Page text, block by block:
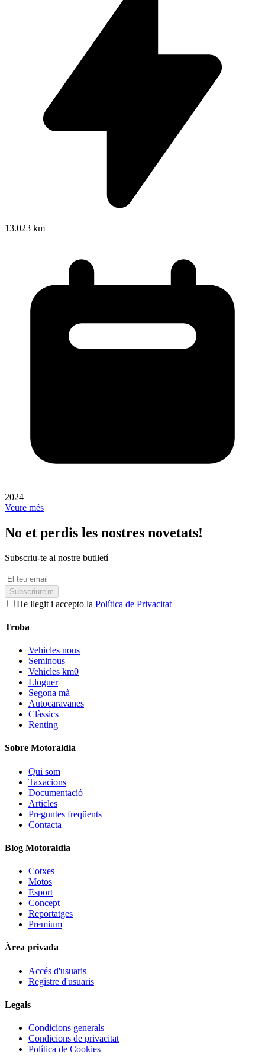
13.023 km
2024
Veure més
No et perdis les nostres novetats!
Subscriu-te al nostre butlletí
Subscriure'm
He llegit i accepto la Política de Privacitat
Troba
Vehicles nous
Seminous
Vehicles km0
Lloguer
Segona mà
Autocaravanes
Clàssics
Renting
Sobre Motoraldia
Qui som
Taxacions
Documentació
Articles
Preguntes freqüents
Contacta
Blog Motoraldia
Cotxes
Motos
Esport
Concept
Reportatges
Premium
Àrea privada
Accés d'usuaris
Registre d'usuaris
Legals
Condicions generals
Condicions de privacitat
Política de Cookies